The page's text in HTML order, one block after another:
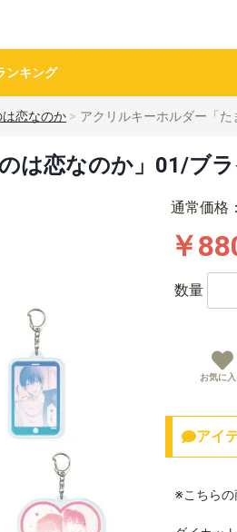
ンキング
恋なのか アクリルキーホルダー「
は恋なのか」01/ブ
通常価格
￥
お気に入
数量
アイ
※こちらの